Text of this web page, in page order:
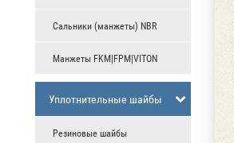
Сальники (манжеты) NBR
Манжеты FKM|FPM|VITON
Уплотнительные шайбы
Резиновые шайбы